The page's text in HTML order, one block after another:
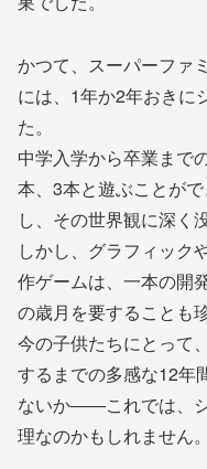
かつて、スーパーファ
には、1年か2年おきに
た。
中学入学から卒業まで
本、3本と遊ぶことが
し、その世界観に深く
しかし、グラフィック
作ゲームは、一本の開
の歳月を要することも
今の子供たちにとって
するまでの多感な12年
ないか――これでは、
理なのかもしれません。